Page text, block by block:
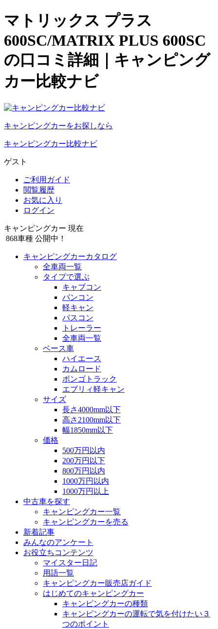
マトリックス プラス
600SC/MATRIX PLUS 600SC
の口コミ詳細｜キャンピング
カー比較ナビ
キャンピングカーをお探しなら
キャンピングカー比較ナビ
ゲスト
ご利用ガイド
閲覧履歴
お気に入り
ログイン
キャンピングカー 現在
868車種 公開中！
キャンピングカーカタログ
全車両一覧
タイプで選ぶ
キャブコン
バンコン
軽キャン
バスコン
トレーラー
全車両一覧
ベース車
ハイエース
カムロード
ボンゴトラック
エブリィ軽キャン
サイズ
長さ4000mm以下
高さ2100mm以下
幅1850mm以下
価格
500万円以内
200万円以下
800万円以内
1000万円以内
1000万円以上
中古車を探す
キャンピングカー一覧
キャンピングカーを売る
新着記事
みんなのアンケート
お役立ちコンテンツ
マイスター日記
用語一覧
キャンピングカー販売店ガイド
はじめてのキャンピングカー
キャンピングカーの種類
キャンピングカーの運転で気を付けたい３
つのポイント